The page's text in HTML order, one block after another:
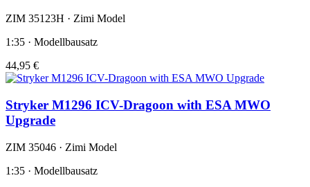
ZIM 35123H · Zimi Model
1:35 · Modellbausatz
44,95 €
Stryker M1296 ICV-Dragoon with ESA MWO
Upgrade
ZIM 35046 · Zimi Model
1:35 · Modellbausatz